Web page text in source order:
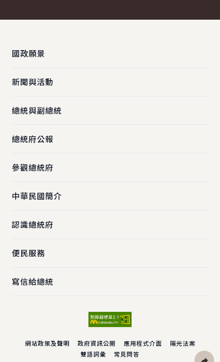
國政願景
新聞與活動
總統與副總統
總統府公報
參觀總統府
中華民國簡介
認識總統府
便民服務
寫信給總統
網站政策及聲明 政府資訊公開 應用程式介面
陽光法案
雙語詞彙
常見問答